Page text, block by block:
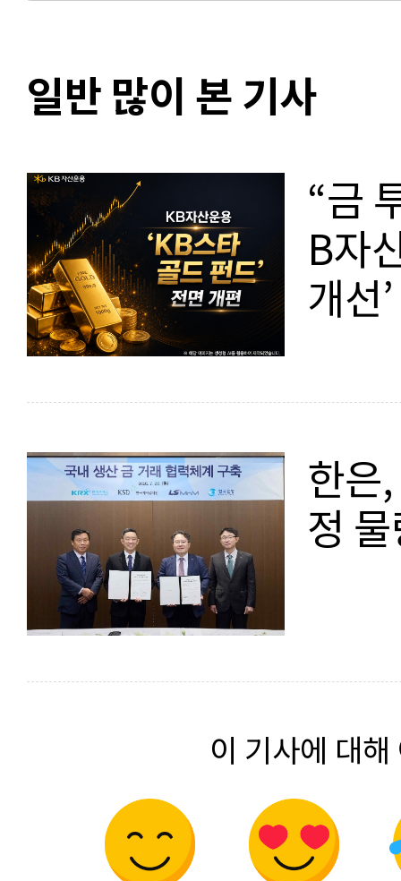
일반 많이 본 기사
“금
B자
개선’
한은
정
이 기사에 대